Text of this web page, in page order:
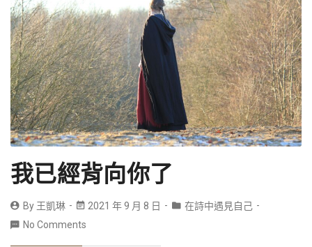
我已經背向你了
By 王凱琳 2021 年 9 月 8 日
在詩中遇見自己
No Comments